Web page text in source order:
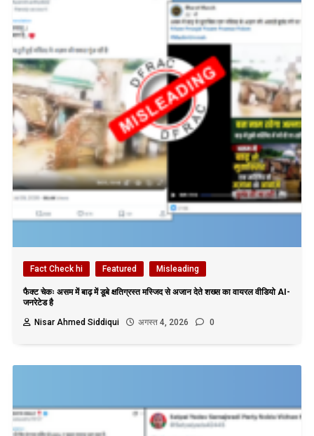
Fact Check hi Featured Misleading
फैक्ट चेकः असम में बाढ़ में डूबे क्षतिग्रस्त मस्जिद से अजान देते शख्स का वायरल वीडियो AI-
जनरेटेड है
Nisar Ahmed Siddiqui
अगस्त 4, 2026 0